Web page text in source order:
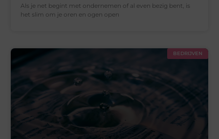
Als je net begint met ondernemen of al even bezig bent, is
het slim om je oren en ogen open
BEDRIJVEN